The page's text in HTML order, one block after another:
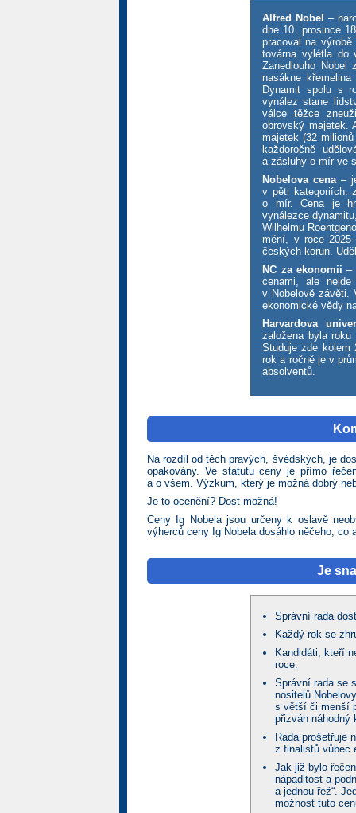
Alfred Nobel –
dne 10. prosince
pracoval na
továrna vylétla do
Zanedlouho
nasákne
Dynamit spolu s
vynález stane
válce těžce
obrovský majetek.
majetek (32
každoročně
a zásluhy o mír ve
Nobelova cena –
v pěti kategoriích:
o mír. Cena je
vynálezce
Wilhelmu
mění, v roce 2025
českých korun.
NC za ekonomii –
cenami, ale nejde
v Nobelově závěti.
ekonomické vědy
Harvardova
založena byla
Studuje zde
rok a ročně je v
absolventů.
Na rozdíl od těch pravých, švédských, je
opakovány. Ve statutu ceny je přímo
a o všem. Výzkum, který je možná dobrý
Je to ocenění? Dost možná!
Ceny Ig Nobela jsou určeny k oslavě
výherců ceny Ig Nobela dosáhlo něčeho,
Je
Správní rada
Každý rok se
Kandidáti, kteří
roce.
Správní rada se
nositelů
s větší či menší
přizván náhodný
Rada prošetřuje
z finalistů vůbec
Jak již bylo
nápaditost a
a jednou řež“.
možnost tuto